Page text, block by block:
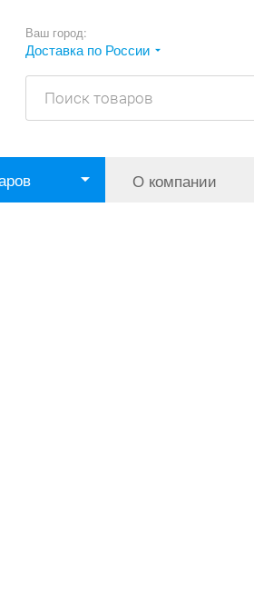
Ваш город:
Доставка по России
О компании